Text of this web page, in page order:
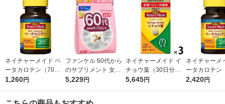
ネイチャーメイド ベ
ータカロテン（70日
分） 1個（140粒） 大
1,260円
ファンケル 60代から
のサプリメント 女性
用 栄養機能食品 15ー
5,229円
ネイチャーメイド イ
チョウ葉（30日分） 1
セット（1個（60粒）
5,645円
ネイチャーメ
ータカロテン
分） 1セット
2,420円